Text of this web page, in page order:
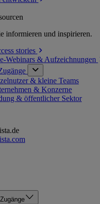
informieren und inspirieren.
stories
Webinars & Aufzeichnungen
& kleine Teams
& Konzerne
& öffentlicher Sektor